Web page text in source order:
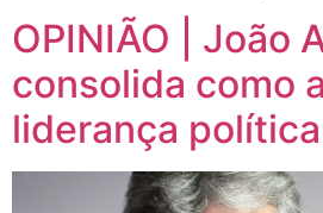
OPINIÃO | João
consolida como
liderança